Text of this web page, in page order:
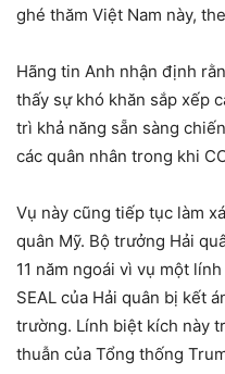
ghé thăm Việt Nam này,
Hãng tin Anh nhận định
thấy sự khó khăn sắp xếp
trì khả năng sẵn sàng
các quân nhân trong khi
Vụ này cũng tiếp tục làm
quân Mỹ. Bộ trưởng Hải
11 năm ngoái vì vụ một
SEAL của Hải quân bị kết
trường. Lính biệt kích này
thuẫn của Tổng thống